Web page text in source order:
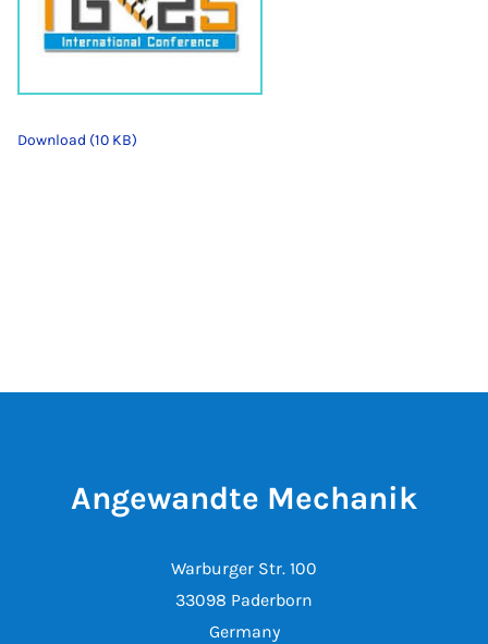
Download (10 KB)
Angewandte Mechanik
Warburger Str. 100
33098 Paderborn
Germany